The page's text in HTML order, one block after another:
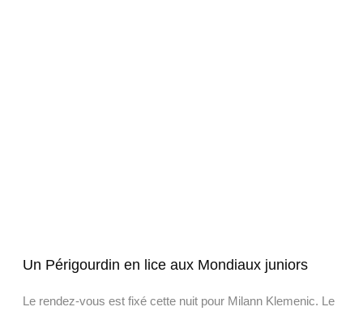
Un Périgourdin en lice aux Mondiaux juniors
Le rendez-vous est fixé cette nuit pour Milann Klemenic. Le